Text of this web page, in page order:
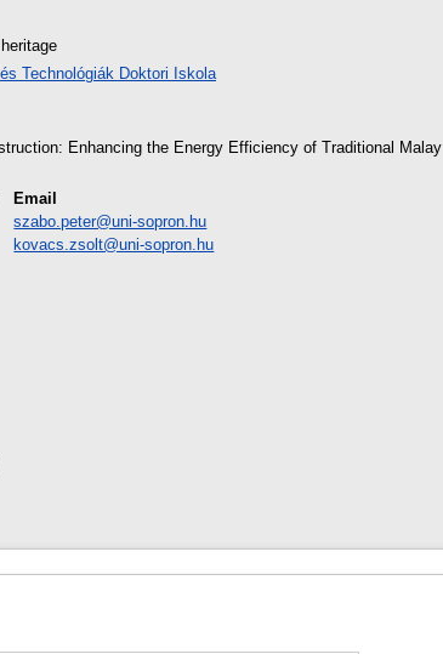
Technológiák Doktori Iskola
Enhancing the Energy Efficiency of Traditional Malay
Email
szabo.peter@uni-sopron.hu
kovacs.zsolt@uni-sopron.hu